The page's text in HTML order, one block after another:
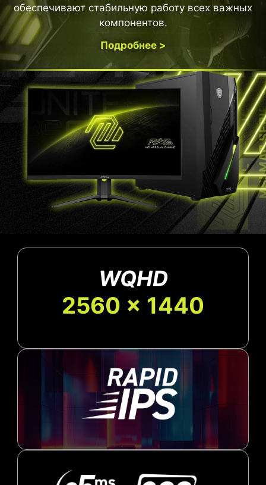
обеспечивают стабильную работу всех важных
компонентов.
Подробнее >
WQHD
2560 x 1440